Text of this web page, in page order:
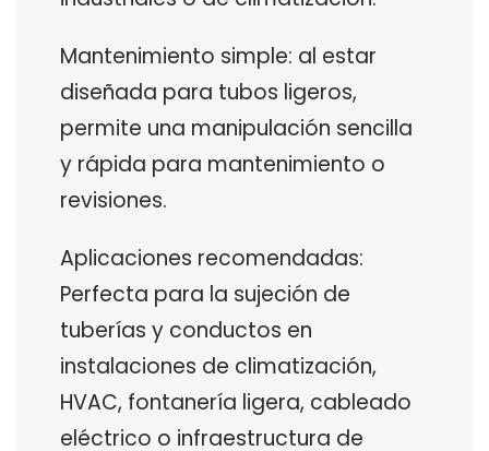
Mantenimiento simple: al estar
diseñada para tubos ligeros,
permite una manipulación sencilla
y rápida para mantenimiento o
revisiones.
Aplicaciones recomendadas:
Perfecta para la sujeción de
tuberías y conductos en
instalaciones de climatización,
HVAC, fontanería ligera, cableado
eléctrico o infraestructura de